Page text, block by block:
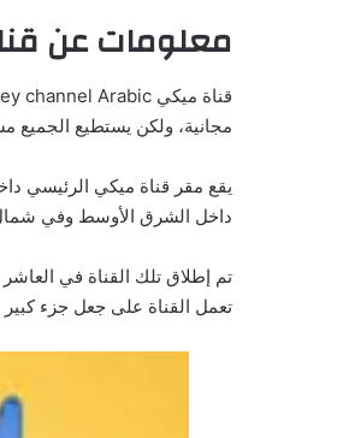
معلومات عن
مجانية، ولكن يستطيع الجميع
يقع مقر قناة ميكي الرئيسي
داخل الشرق الأوسط وفي شمال
تعمل القناة على جعل جزء كبير